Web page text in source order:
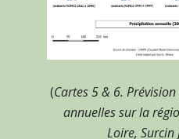
(Cartes 5 & 6.
annuelles sur la
Loire, Surcin